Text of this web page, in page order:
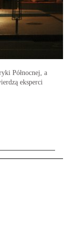
Północnej, a
eksperci